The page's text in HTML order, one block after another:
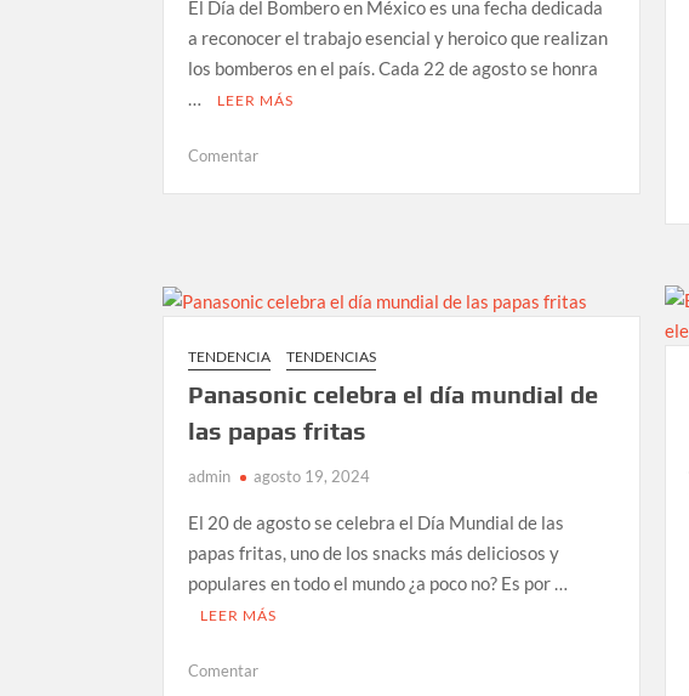
la
industria
PLANT-
BASED
El Día del Bombero en México es una fecha dedicada
a reconocer el trabajo esencial y heroico que realizan
los bomberos en el país. Cada 22 de agosto se honra
…
LEER MÁS
Comentaren
por
se
celebra
22
de
TENDENCIA TENDENCIAS
Panasonic celebra el día mundial de
las papas fritas
admin agosto 19, 2024
El 20 de agosto se celebra el Día Mundial de las
papas fritas, uno de los snacks más deliciosos y
populares en todo el mundo ¿a poco no? Es por …
LEER MÁS
Comentaren